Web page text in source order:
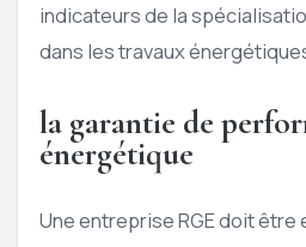
indicateurs de la
dans les travaux
la garantie de
énergétique
Une entreprise RGE doit être